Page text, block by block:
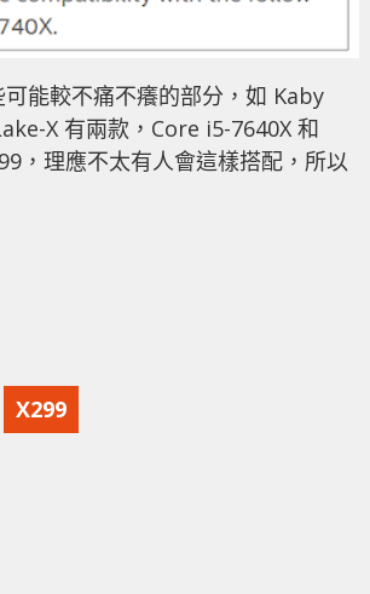
能較不痛不癢的部分，如 Kaby
X 有兩款，Core i5-7640X 和
，理應不太有人會這樣搭配，所以
X299